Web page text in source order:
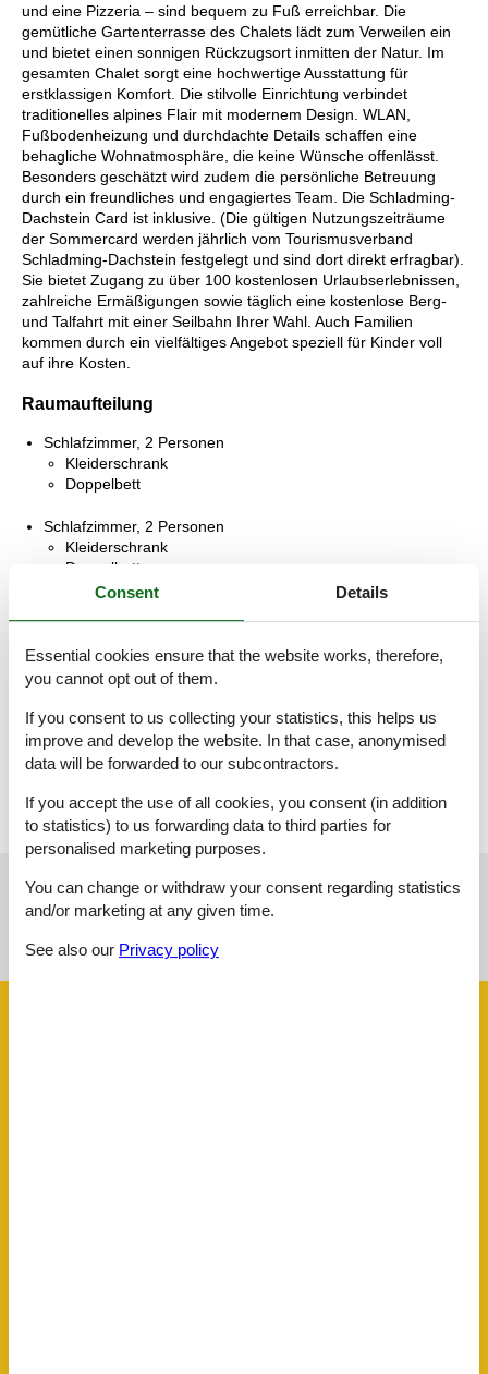
und eine Pizzeria – sind bequem zu Fuß erreichbar. Die
gemütliche Gartenterrasse des Chalets lädt zum Verweilen ein
und bietet einen sonnigen Rückzugsort inmitten der Natur. Im
gesamten Chalet sorgt eine hochwertige Ausstattung für
erstklassigen Komfort. Die stilvolle Einrichtung verbindet
traditionelles alpines Flair mit modernem Design. WLAN,
Fußbodenheizung und durchdachte Details schaffen eine
behagliche Wohnatmosphäre, die keine Wünsche offenlässt.
Besonders geschätzt wird zudem die persönliche Betreuung
durch ein freundliches und engagiertes Team. Die Schladming-
Dachstein Card ist inklusive. (Die gültigen Nutzungszeiträume
der Sommercard werden jährlich vom Tourismusverband
Schladming-Dachstein festgelegt und sind dort direkt erfragbar).
Sie bietet Zugang zu über 100 kostenlosen Urlaubserlebnissen,
zahlreiche Ermäßigungen sowie täglich eine kostenlose Berg-
und Talfahrt mit einer Seilbahn Ihrer Wahl. Auch Familien
kommen durch ein vielfältiges Angebot speziell für Kinder voll
auf ihre Kosten.
Raumaufteilung
Schlafzimmer, 2 Personen
Kleiderschrank
Doppelbett
Schlafzimmer, 2 Personen
Kleiderschrank
Doppelbett
Etagenbett
Etagenbett
Wohnzimmer, 2 Personen
Kleiderschrank
Kleine Doppelcouch
See nearby objects
See the course of the sun around the object
Consent Details
Essential cookies ensure that the website works, therefore,
you cannot opt out of them.
If you consent to us collecting your statistics, this helps us
improve and develop the website. In that case, anonymised
data will be forwarded to our subcontractors.
If you accept the use of all cookies, you consent (in addition
to statistics) to us forwarding data to third parties for
personalised marketing purposes.
You can change or withdraw your consent regarding statistics
and/or marketing at any given time.
See also our Privacy policy